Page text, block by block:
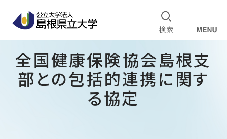
全国健康保険協会島根支
部との包括的連携に関す
る協定